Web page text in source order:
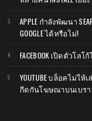
APPLE กำลังพัฒนา
GOOGLE ได้หรือไม่!
FACEBOOK เปิดตัวโ
YOUTUBE บล็อคไม่ให้
กีดกันโฆษณาบนเบรา